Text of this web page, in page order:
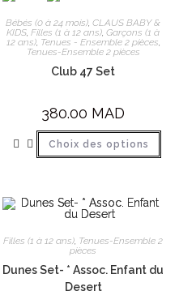
Bébés (0 à 24 mois),CLAUS BABY &
KIDS,Filles (1 à 12 ans),Garçons (1 à
12 ans), Tenues - Ensemble 2 pièces,
Tenues-Ensemble 2 pièces
Club 47 Set
380.00 MAD
Choix des options
Filles (1 à 12 ans), Tenues-Ensemble 2
pièces
Dunes Set- * Assoc. Enfant du
Desert